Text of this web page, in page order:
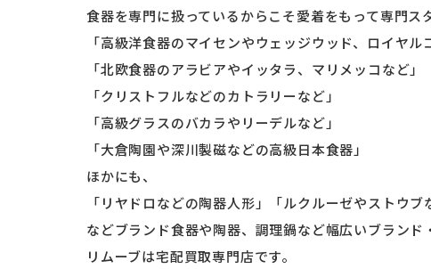
食器を専門に扱っているからこそ愛着をもって専門ス
「高級洋食器のマイセンやウェッジウッド、ロイヤ
「北欧食器のアラビアやイッタラ、マリメッコなど」
「クリストフルなどのカトラリーなど」
「高級グラスのバカラやリーデルなど」
「大倉陶園や深川製磁などの高級日本食器」
ほかにも、
「リヤドロなどの陶器人形」「ルクルーゼやストウブ
などブランド食器や陶器、調理鍋など幅広いブラン
リムーブは宅配買取専門店です。